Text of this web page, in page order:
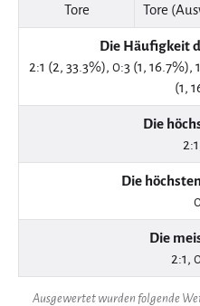
Tore Tore
Die Häufigkeit
2:1 (2, 33.3%), 0:3 (1, 16.7%),
(1,
Die
Die
Die
2:1,
Ausgewertet wurden folgende